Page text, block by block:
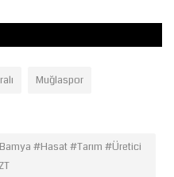
Muğlaspor
#Hasat #Tarım #Üretici